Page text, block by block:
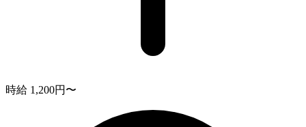
時給 1,200円〜